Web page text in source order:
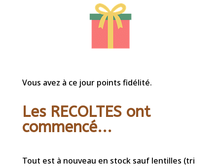
Vous avez à ce jour points fidélité.
Les RECOLTES ont
commencé...
Tout est à nouveau en stock sauf lentilles (tri